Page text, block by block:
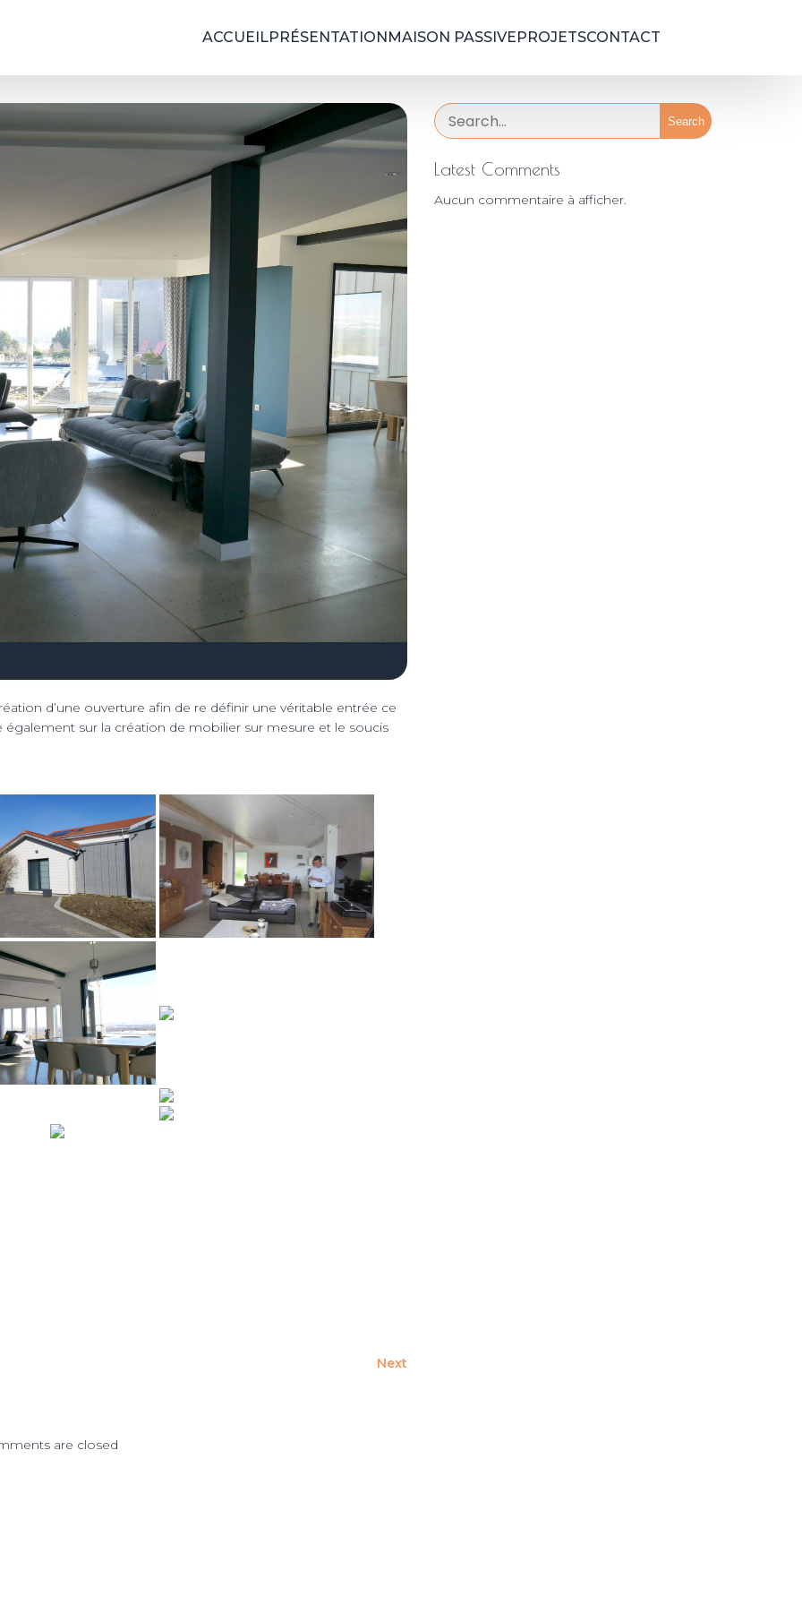
ACCUEILPRÉSENTATIONMAISON PASSIVEPROJETSCONTACT
d’une ouverture afin de re définir une véritable entrée ce
sur la création de mobilier sur mesure et le soucis
Next
are closed
Search
Latest Comments
Aucun commentaire à afficher.